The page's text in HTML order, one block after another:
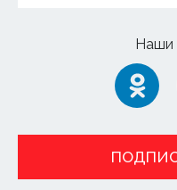
Наши